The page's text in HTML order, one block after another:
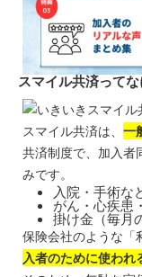
スマイル共済って
スマイル共済は、 一
共済制度で、加入者
みです。
入院・手術な
がん・心疾患
掛け金（毎月
保険会社のような「
入者のために使われ